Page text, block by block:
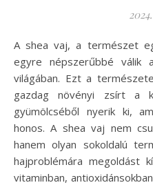
A shea vaj, a természet egyik legértékesebb ajándéka,
egyre népszerűbbé válik
világában. Ezt a
gazdag növényi zsírt a
gyümölcséből nyerik ki,
honos. A shea vaj nem
hanem olyan sokoldalú
hajproblémára megoldást
vitaminban,